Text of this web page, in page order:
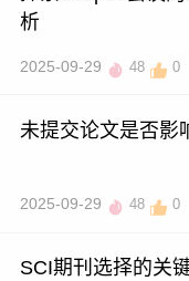
析
2025-09-29 48 0
未提交论文是否影
2025-09-29 48 0
SCI期刊选择的关